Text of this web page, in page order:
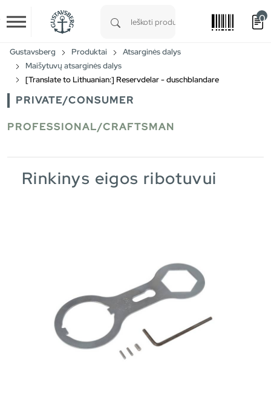
Skip to main content
0
Gustavsberg Produktai
Atsarginės dalys
Maišytuvų atsarginės dalys
[Translate to Lithuanian:] Reservdelar - duschblandare
PRIVATE/CONSUMER
PROFESSIONAL/CRAFTSMAN
Rinkinys eigos ribotuvui